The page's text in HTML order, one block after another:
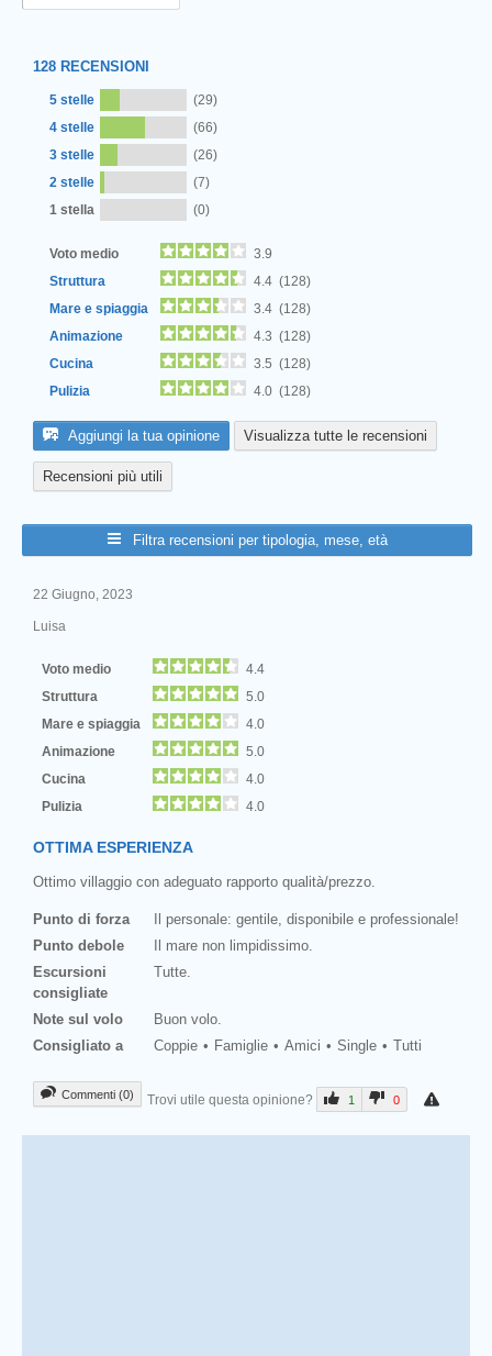
128 RECENSIONI
5 stelle
(29)
4 stelle
(66)
3 stelle
(26)
2 stelle
(7)
1 stella
(0)
Voto medio
3.9
Struttura
4.4 (128)
Mare e spiaggia
3.4 (128)
Animazione
4.3 (128)
Cucina
3.5 (128)
Pulizia
4.0 (128)
Aggiungi la tua opinione Visualizza tutte le recensioni
Recensioni più utili
Filtra recensioni per tipologia, mese, età
22 Giugno, 2023
Luisa
Voto medio
4.4
Struttura
5.0
Mare e spiaggia
4.0
Animazione
5.0
Cucina
4.0
Pulizia
4.0
OTTIMA ESPERIENZA
Ottimo villaggio con adeguato rapporto qualità/prezzo.
Punto di forza
Il personale: gentile, disponibile e professionale!
Punto debole
Il mare non limpidissimo.
Escursioni
consigliate
Tutte.
Note sul volo
Buon volo.
Consigliato a
Coppie Famiglie Amici Single Tutti
Commenti (0) Trovi utile questa opinione? 1 0